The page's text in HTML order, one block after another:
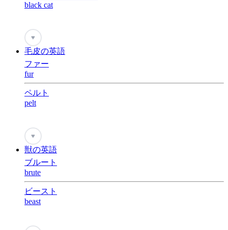
black cat
♥
毛皮の英語
ファー
fur
ペルト
pelt
♥
獣の英語
ブルート
brute
ビースト
beast